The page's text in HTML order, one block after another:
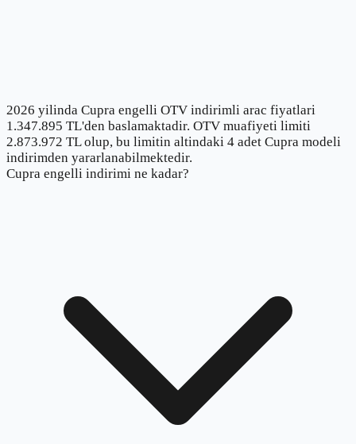
2026 yilinda Cupra engelli OTV indirimli arac fiyatlari
1.347.895 TL'den baslamaktadir. OTV muafiyeti limiti
2.873.972 TL olup, bu limitin altindaki 4 adet Cupra modeli
indirimden yararlanabilmektedir.
Cupra engelli indirimi ne kadar?